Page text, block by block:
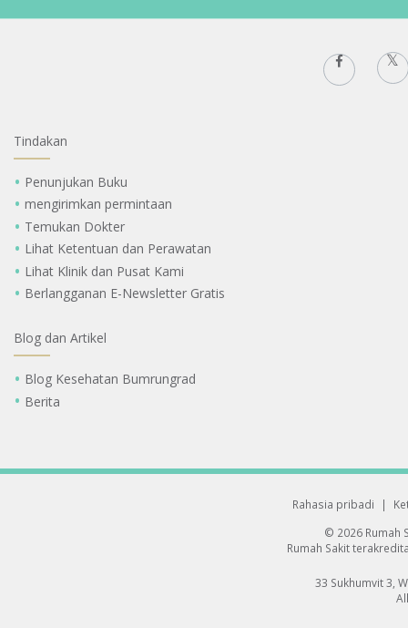
Tindakan
Penunjukan Buku
mengirimkan permintaan
Temukan Dokter
Lihat Ketentuan dan Perawatan
Lihat Klinik dan Pusat Kami
Berlangganan E-Newsletter Gratis
Blog dan Artikel
Blog Kesehatan Bumrungrad
Berita
Rahasia pribadi |
© 2026 Rumah
Rumah Sakit
33 Sukhumvit 3,